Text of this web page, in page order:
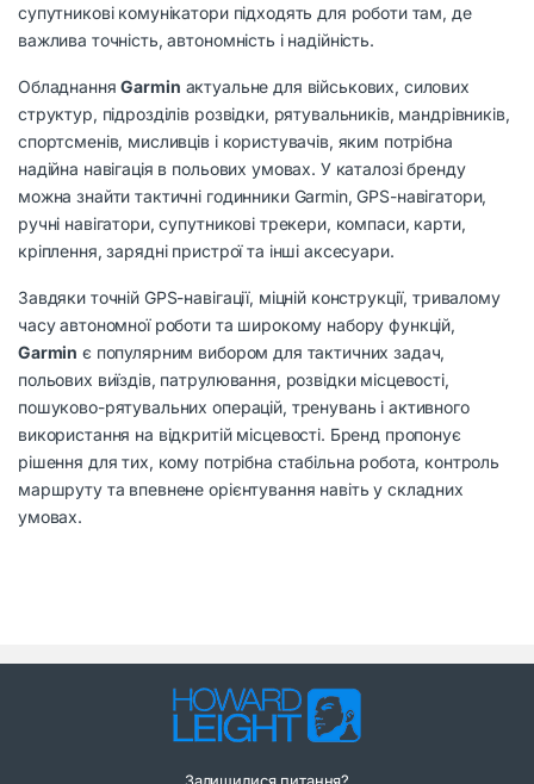
супутникові комунікатори підходять для роботи там, де
важлива точність, автономність і надійність.
ОбладнанняGarmin актуальне для військових, силових
структур, підрозділів розвідки, рятувальників, мандрівників,
спортсменів, мисливців і користувачів, яким потрібна
надійна навігація в польових умовах. У каталозі бренду
можна знайти тактичні годинники Garmin, GPS-навігатори,
ручні навігатори, супутникові трекери, компаси, карти,
кріплення, зарядні пристрої та інші аксесуари.
Завдяки точній GPS-навігації, міцній конструкції, тривалому
часу автономної роботи та широкому набору функцій,
Garmin є популярним вибором для тактичних задач,
польових виїздів, патрулювання, розвідки місцевості,
пошуково-рятувальних операцій, тренувань і активного
використання на відкритій місцевості. Бренд пропонує
рішення для тих, кому потрібна стабільна робота, контроль
маршруту та впевнене орієнтування навіть у складних
умовах.
Залишилися питання?